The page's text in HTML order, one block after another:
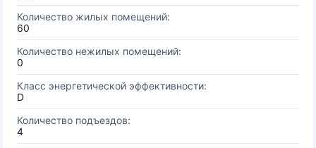
Количество жилых помещений:
60
Количество нежилых помещений:
0
Класс энергетической эффективности:
D
Количество подъездов:
4